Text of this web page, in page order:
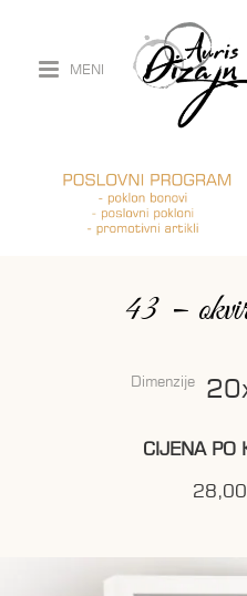
MENI
43 –
Dimenzije
CIJENA PO